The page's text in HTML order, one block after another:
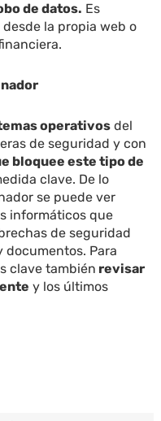
de datos. Es
la propia web o
.
operativos del
de seguridad y con
bloquee este tipo de
clave. De lo
se puede ver
informáticos que
de seguridad
documentos. Para
clave también revisar
y los últimos